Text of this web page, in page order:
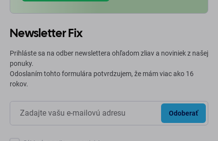
Newsletter Fix
Prihláste sa na odber newslettera ohľadom zliav a noviniek z našej
ponuky.
Odoslaním tohto formulára potvrdzujem, že mám viac ako 16
rokov.
Odoberať